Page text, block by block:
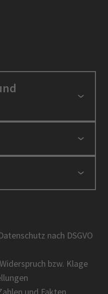
nach DSGVO
bzw. Klage